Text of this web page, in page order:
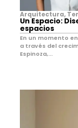
Arquitectura,
Un Espacio:
espacios
En un momento
a través del
Espinoza,...